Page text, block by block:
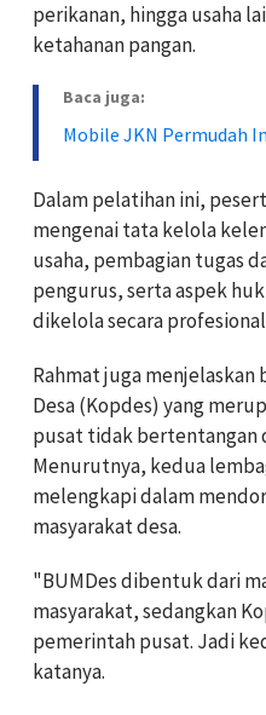
perikanan, hingga usaha
ketahanan pangan.
Baca juga:
Mobile JKN Permudah
Dalam pelatihan ini,
mengenai tata kelola
usaha, pembagian tugas
pengurus, serta aspek
dikelola secara
Rahmat juga menjelaskan
Desa (Kopdes) yang
pusat tidak bertentangan
Menurutnya, kedua
melengkapi dalam
masyarakat desa.
"BUMDes dibentuk dari
masyarakat, sedangkan
pemerintah pusat. Jadi
katanya.